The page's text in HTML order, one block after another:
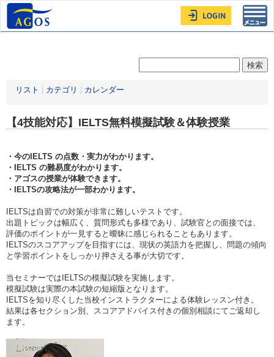
リスト カテゴリ カレンダー
【4技能対応】IELTS無料模擬試験＆体験授業
・今のIELTS の点数・実力がわかります。
・IELTS の難易度がわかります。
・アゴスの授業が体験できます。
・IELTSの攻略法が一部わかります。
IELTSは自習での対策が非常に難しいテストです。
出題トピックは幅広く、質問形式も多様であり、試験官との面接では、
評価のポイントが一見すると曖昧に感じられることもあります。
IELTSのスコアアップを目指すには、現状の英語力を把握し、問題の傾向
と学習ポイントをしっかり押さえる事が大切です。
当セミナーではIELTSの模擬試験を実施します。
模擬試験は実際の本試験の短縮版となります。
IELTSを知り尽くした当校インストラクターによる体験レッスン付き。
結果は各セクション別、スコアアドバイス付きの個別相談にてご返却し
ます。